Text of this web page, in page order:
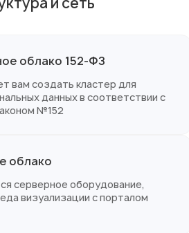
облако 152-ФЗ
вам создать кластер для
данных в соответствии с
№152
облако
серверное оборудование,
визуализации с порталом